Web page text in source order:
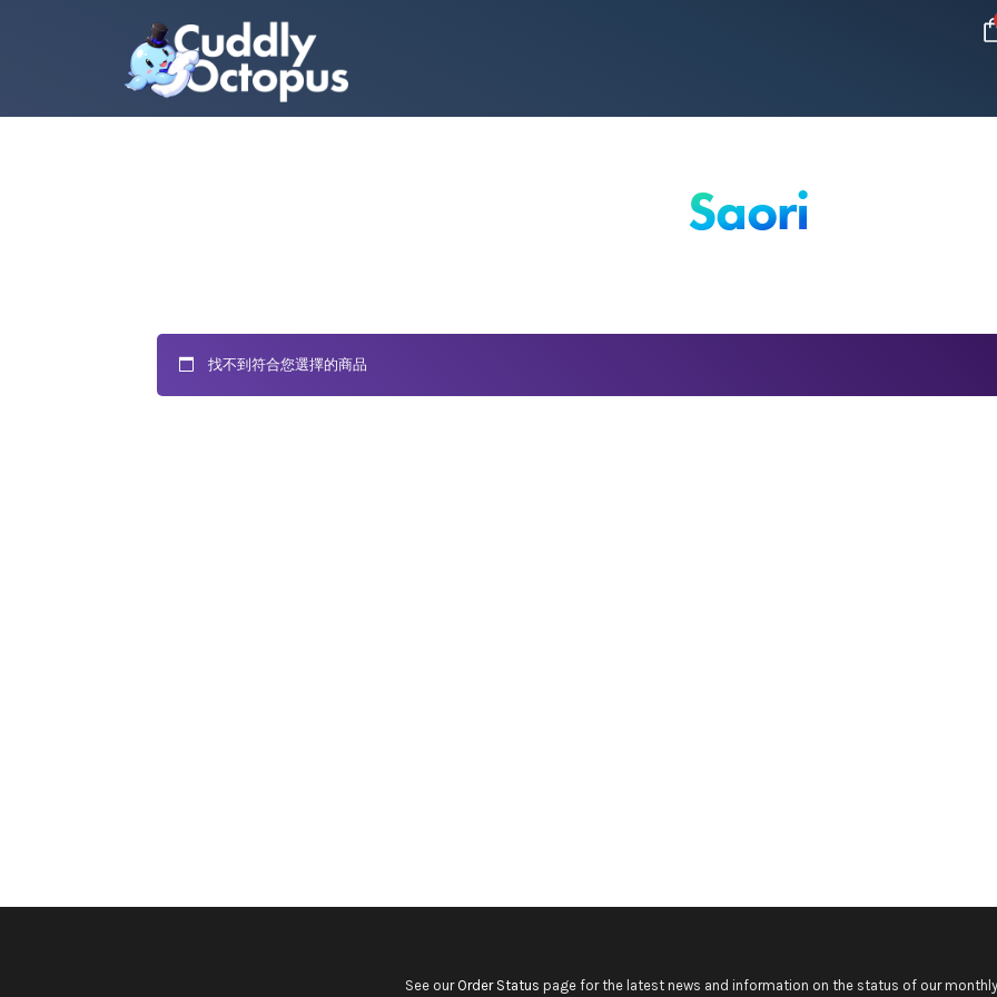
Saori
找不到符合您選擇的商品
See our Order Status page for the latest news and information on the status of our